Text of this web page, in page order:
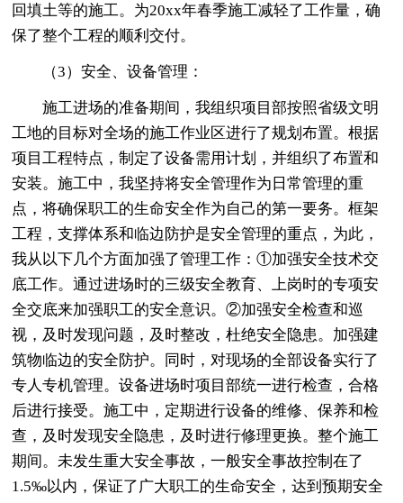
回填土等的施工。为20xx年春季施工减轻了工作量，确
保了整个工程的顺利交付。
（3）安全、设备管理：
施工进场的准备期间，我组织项目部按照省级文明
工地的目标对全场的施工作业区进行了规划布置。根据
项目工程特点，制定了设备需用计划，并组织了布置和
安装。施工中，我坚持将安全管理作为日常管理的重
点，将确保职工的生命安全作为自己的第一要务。框架
工程，支撑体系和临边防护是安全管理的重点，为此，
我从以下几个方面加强了管理工作：①加强安全技术交
底工作。通过进场时的三级安全教育、上岗时的专项安
全交底来加强职工的安全意识。②加强安全检查和巡
视，及时发现问题，及时整改，杜绝安全隐患。加强建
筑物临边的安全防护。同时，对现场的全部设备实行了
专人专机管理。设备进场时项目部统一进行检查，合格
后进行接受。施工中，定期进行设备的维修、保养和检
查，及时发现安全隐患，及时进行修理更换。整个施工
期间。未发生重大安全事故，一般安全事故控制在了
1.5‰以内，保证了广大职工的生命安全，达到预期安全